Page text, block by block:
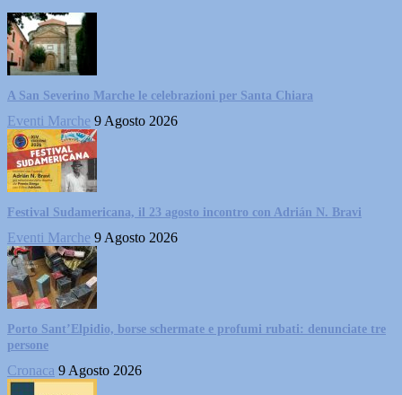
A San Severino Marche le celebrazioni per Santa Chiara
Eventi Marche 9 Agosto 2026
Festival Sudamericana, il 23 agosto incontro con Adrián N. Bravi
Eventi Marche 9 Agosto 2026
Porto Sant’Elpidio, borse schermate e profumi rubati: denunciate tre
persone
Cronaca 9 Agosto 2026